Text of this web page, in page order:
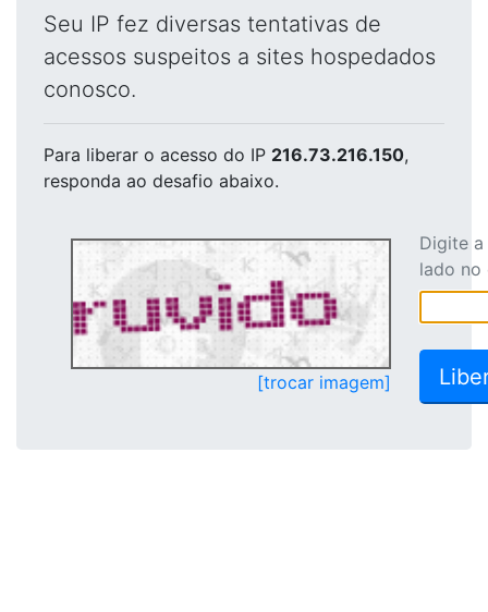
Seu IP fez diversas tentativas de
acessos suspeitos a sites hospedados
conosco.
Para liberar o acesso do IP 216.73.216.150,
responda ao desafio abaixo.
[trocar imagem]
Digite
lado no